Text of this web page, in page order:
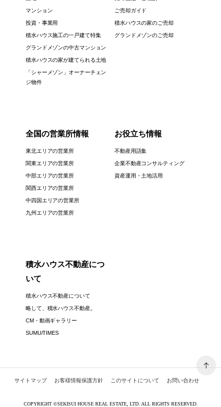
マンション
投資・事業用
積水ハウス施工の一戸建て特集
グランドメゾンの中古マンション
積水ハウスの家が建てられる土地
「シャーメゾン」オーナーチェン
ジ物件
ご売却ガイド
積水ハウスの家のご売却
グランドメゾンのご売却
全国の営業所情報
東北エリアの営業所
関東エリアの営業所
中部エリアの営業所
関西エリアの営業所
中四国エリアの営業所
九州エリアの営業所
お役立ち情報
不動産用語集
企業不動産コンサルティング
資産運用・土地活用
積水ハウス不動産につ
いて
積水ハウス不動産について
略して、積水ハウス不動産。
CM・動画ギャラリー
SUMU/TIMES
サイトマップ お客様情報保護方針 このサイトについて お問い合わせ
COPYRIGHT ©SEKISUI HOUSE REAL ESTATE, LTD. ALL RIGHTS RESERVED.